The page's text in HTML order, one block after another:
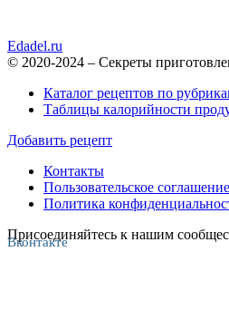
Edadel.ru
© 2020-2024 – Секреты
Каталог рецептов по
Таблицы калорийности
Добавить рецепт
Контакты
Пользовательское соглашение
Политика
Присоединяйтесь к нашим
Вконтакте